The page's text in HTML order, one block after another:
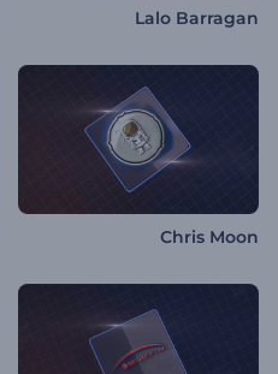
Lalo Barragan
Chris Moon